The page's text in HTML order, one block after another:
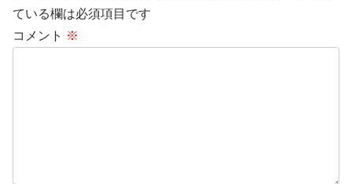
ている欄は必須項目です
コメント ※